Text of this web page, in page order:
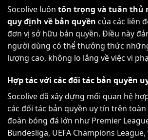
Socolive luôn tôn trọng và tuân thủ
quy định về bản quyền của các liên
đơn vị sở hữu bản quyền. Điều này
người dùng có thể thưởng thức
lượng cao, không lo lắng về việc vi
Hợp tác với các đối tác bản quyền
Socolive đã xây dựng mối quan hệ
các đối tác bản quyền uy tín trên toàn
đoàn bóng đá lớn như Premier
Bundesliga, UEFA Champions